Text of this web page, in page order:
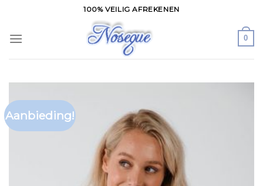
content
100% VEILIG AFREKENEN
0
Aanbieding!